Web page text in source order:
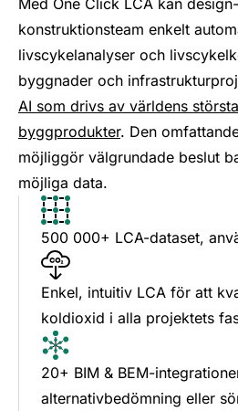
Med One Click LCA kan
konstruktionsteam enkelt
livscykelanalyser och
byggnader och
AI som drivs av världens
byggprodukter. Den
möjliggör välgrundade beslut
möjliga data.
500 000+ LCA-dataset,
Enkel, intuitiv LCA för att
koldioxid i alla projektets
20+ BIM & BEM-
alternativbedömning eller